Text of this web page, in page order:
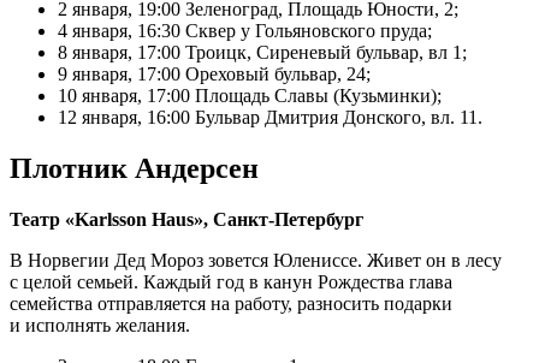
2 января, 19:00 Зеленоград, Площадь Юности, 2;
4 января, 16:30 Сквер у Гольяновского пруда;
8 января, 17:00 Троицк, Сиреневый бульвар, вл 1;
9 января, 17:00 Ореховый бульвар, 24;
10 января, 17:00 Площадь Славы (Кузьминки);
12 января, 16:00 Бульвар Дмитрия Донского, вл. 11.
Плотник Андерсен
Театр «Karlsson Haus», Санкт-Петербург
В Норвегии Дед Мороз зовется Юлениссе. Живет он в лесу
с целой семьей. Каждый год в канун Рождества глава
семейства отправляется на работу, разносить подарки
и исполнять желания.